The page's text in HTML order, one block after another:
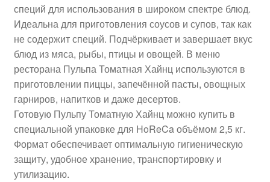
специй для использования в широком спектре блюд.
Идеальна для приготовления соусов и супов, так как
не содержит специй. Подчёркивает и завершает вкус
блюд из мяса, рыбы, птицы и овощей. В меню
ресторана Пульпа Томатная Хайнц используются в
приготовлении пиццы, запечённой пасты, овощных
гарниров, напитков и даже десертов.
Готовую Пульпу Томатную Хайнц можно купить в
специальной упаковке для HoReCa объёмом 2,5 кг.
Формат обеспечивает оптимальную гигиеническую
защиту, удобное хранение, транспортировку и
утилизацию.